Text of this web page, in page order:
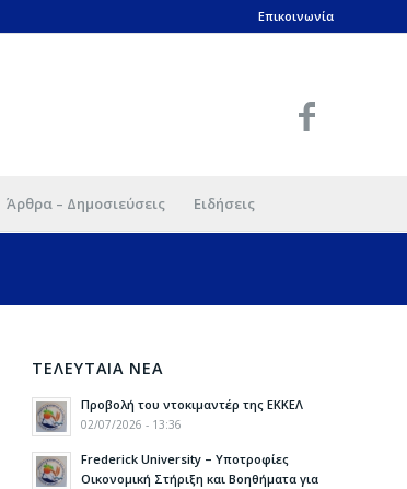
Επικοινωνία
Άρθρα – Δημοσιεύσεις Ειδήσεις
ΤΕΛΕΥΤΑΙΑ ΝΕΑ
Προβολή του ντοκιμαντέρ της ΕΚΚΕΛ
02/07/2026 - 13:36
Frederick University – Υποτροφίες
Οικονομική Στήριξη και Βοηθήματα για